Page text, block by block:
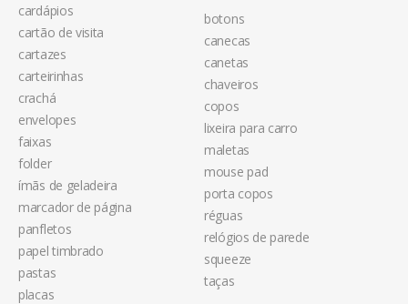
cardápios
cartão de visita
cartazes
carteirinhas
crachá
envelopes
faixas
folder
ímãs de geladeira
marcador de página
panfletos
papel timbrado
pastas
placas
botons
canecas
canetas
chaveiros
copos
lixeira para carro
maletas
mouse pad
porta copos
réguas
relógios de parede
squeeze
taças